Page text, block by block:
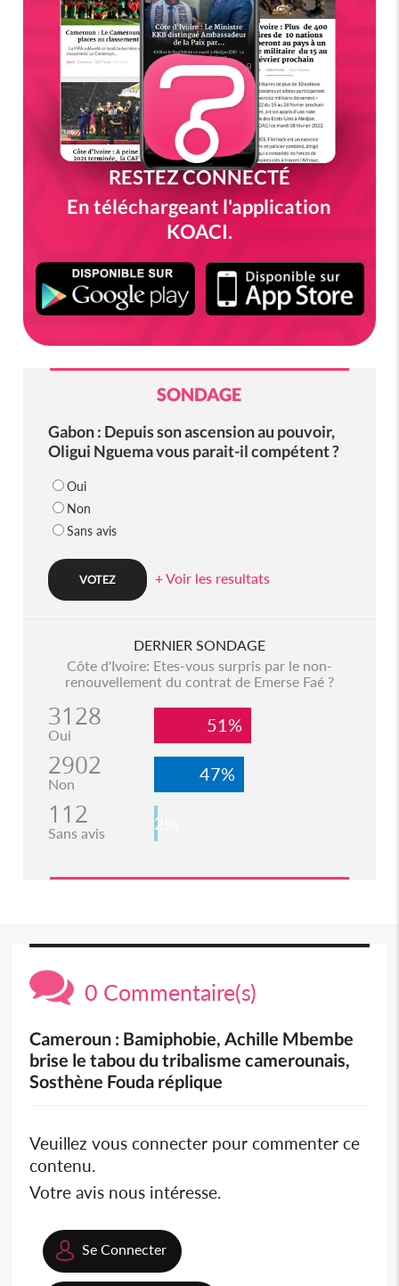
RESTEZ CONNECTÉ
En téléchargeant l'application
KOACI.
SONDAGE
Gabon : Depuis son ascension au pouvoir,
Oligui Nguema vous parait-il compétent ?
Oui
Non
Sans avis
+ Voir les resultats
DERNIER SONDAGE
Côte d'Ivoire: Etes-vous surpris par le non-
renouvellement du contrat de Emerse Faé ?
3128
Oui 51%
2902
Non 47%
112
Sans avis 2%
0 Commentaire(s)
Cameroun : Bamiphobie, Achille Mbembe
brise le tabou du tribalisme camerounais,
Sosthène Fouda réplique
Veuillez vous connecter pour commenter ce
contenu.
Votre avis nous intéresse.
Se Connecter